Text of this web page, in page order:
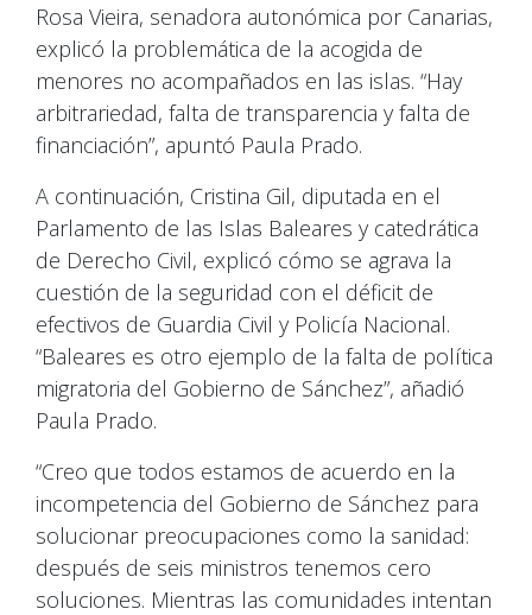
Rosa Vieira, senadora autonómica por Canarias,
explicó la problemática de la acogida de
menores no acompañados en las islas. “Hay
arbitrariedad, falta de transparencia y falta de
financiación”, apuntó Paula Prado.
A continuación, Cristina Gil, diputada en el
Parlamento de las Islas Baleares y catedrática
de Derecho Civil, explicó cómo se agrava la
cuestión de la seguridad con el déficit de
efectivos de Guardia Civil y Policía Nacional.
“Baleares es otro ejemplo de la falta de política
migratoria del Gobierno de Sánchez”, añadió
Paula Prado.
“Creo que todos estamos de acuerdo en la
incompetencia del Gobierno de Sánchez para
solucionar preocupaciones como la sanidad:
después de seis ministros tenemos cero
soluciones. Mientras las comunidades intentan